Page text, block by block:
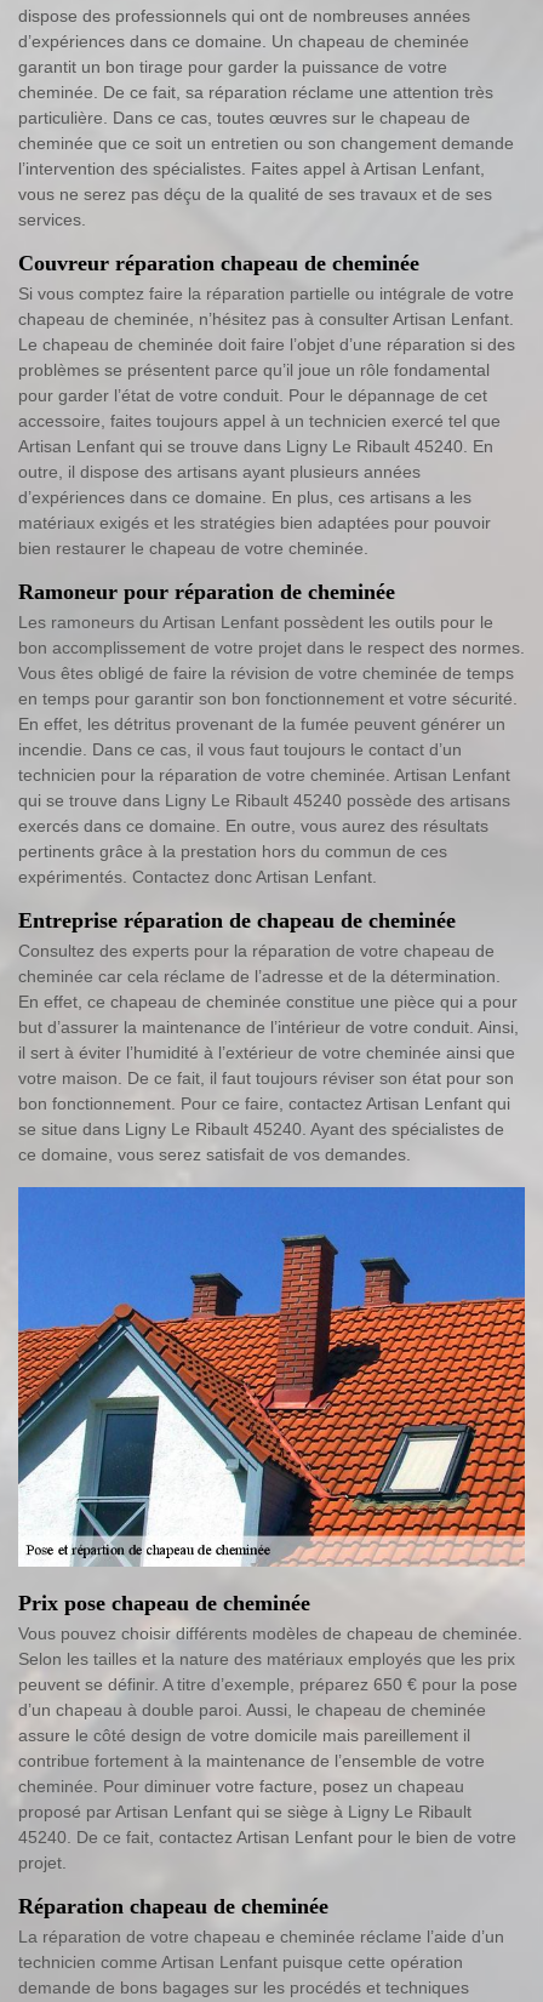
dispose des professionnels qui ont de nombreuses années
d’expériences dans ce domaine. Un chapeau de cheminée
garantit un bon tirage pour garder la puissance de votre
cheminée. De ce fait, sa réparation réclame une attention très
particulière. Dans ce cas, toutes œuvres sur le chapeau de
cheminée que ce soit un entretien ou son changement demande
l’intervention des spécialistes. Faites appel à Artisan Lenfant,
vous ne serez pas déçu de la qualité de ses travaux et de ses
services.
Couvreur réparation chapeau de cheminée
Si vous comptez faire la réparation partielle ou intégrale de votre
chapeau de cheminée, n’hésitez pas à consulter Artisan Lenfant.
Le chapeau de cheminée doit faire l’objet d’une réparation si des
problèmes se présentent parce qu’il joue un rôle fondamental
pour garder l’état de votre conduit. Pour le dépannage de cet
accessoire, faites toujours appel à un technicien exercé tel que
Artisan Lenfant qui se trouve dans Ligny Le Ribault 45240. En
outre, il dispose des artisans ayant plusieurs années
d’expériences dans ce domaine. En plus, ces artisans a les
matériaux exigés et les stratégies bien adaptées pour pouvoir
bien restaurer le chapeau de votre cheminée.
Ramoneur pour réparation de cheminée
Les ramoneurs du Artisan Lenfant possèdent les outils pour le
bon accomplissement de votre projet dans le respect des normes.
Vous êtes obligé de faire la révision de votre cheminée de temps
en temps pour garantir son bon fonctionnement et votre sécurité.
En effet, les détritus provenant de la fumée peuvent générer un
incendie. Dans ce cas, il vous faut toujours le contact d’un
technicien pour la réparation de votre cheminée. Artisan Lenfant
qui se trouve dans Ligny Le Ribault 45240 possède des artisans
exercés dans ce domaine. En outre, vous aurez des résultats
pertinents grâce à la prestation hors du commun de ces
expérimentés. Contactez donc Artisan Lenfant.
Entreprise réparation de chapeau de cheminée
Consultez des experts pour la réparation de votre chapeau de
cheminée car cela réclame de l’adresse et de la détermination.
En effet, ce chapeau de cheminée constitue une pièce qui a pour
but d’assurer la maintenance de l’intérieur de votre conduit. Ainsi,
il sert à éviter l’humidité à l’extérieur de votre cheminée ainsi que
votre maison. De ce fait, il faut toujours réviser son état pour son
bon fonctionnement. Pour ce faire, contactez Artisan Lenfant qui
se situe dans Ligny Le Ribault 45240. Ayant des spécialistes de
ce domaine, vous serez satisfait de vos demandes.
Prix pose chapeau de cheminée
Vous pouvez choisir différents modèles de chapeau de cheminée.
Selon les tailles et la nature des matériaux employés que les prix
peuvent se définir. A titre d’exemple, préparez 650 € pour la pose
d’un chapeau à double paroi. Aussi, le chapeau de cheminée
assure le côté design de votre domicile mais pareillement il
contribue fortement à la maintenance de l’ensemble de votre
cheminée. Pour diminuer votre facture, posez un chapeau
proposé par Artisan Lenfant qui se siège à Ligny Le Ribault
45240. De ce fait, contactez Artisan Lenfant pour le bien de votre
projet.
Réparation chapeau de cheminée
La réparation de votre chapeau e cheminée réclame l’aide d’un
technicien comme Artisan Lenfant puisque cette opération
demande de bons bagages sur les procédés et techniques